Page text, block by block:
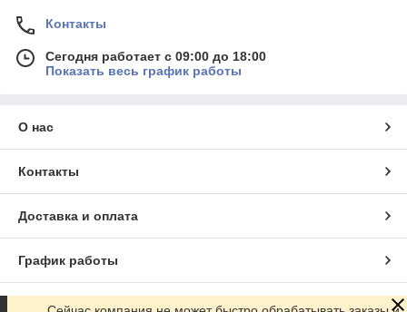
Контакты
Сегодня работает с 09:00 до 18:00
Показать весь график работы
О нас
Контакты
Доставка и оплата
График работы
Полная версия сайта